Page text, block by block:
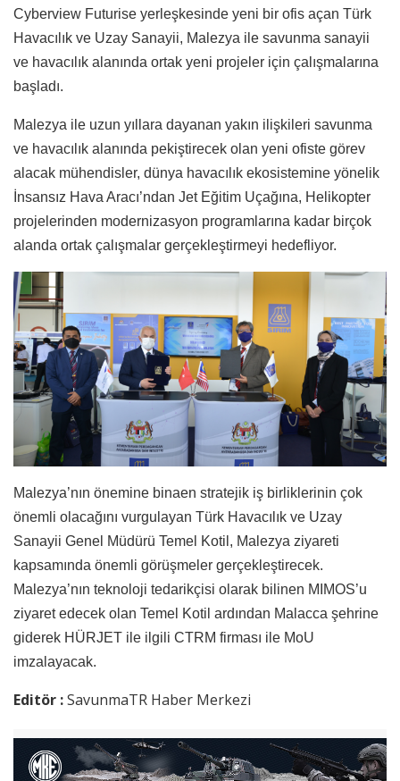
Cyberview Futurise yerleşkesinde yeni bir ofis açan Türk
Havacılık ve Uzay Sanayii, Malezya ile savunma sanayii
ve havacılık alanında ortak yeni projeler için çalışmalarına
başladı.
Malezya ile uzun yıllara dayanan yakın ilişkileri savunma
ve havacılık alanında pekiştirecek olan yeni ofiste görev
alacak mühendisler, dünya havacılık ekosistemine yönelik
İnsansız Hava Aracı’ndan Jet Eğitim Uçağına, Helikopter
projelerinden modernizasyon programlarına kadar birçok
alanda ortak çalışmalar gerçekleştirmeyi hedefliyor.
Malezya’nın önemine binaen stratejik iş birliklerinin çok
önemli olacağını vurgulayan Türk Havacılık ve Uzay
Sanayii Genel Müdürü Temel Kotil, Malezya ziyareti
kapsamında önemli görüşmeler gerçekleştirecek.
Malezya’nın teknoloji tedarikçisi olarak bilinen MIMOS’u
ziyaret edecek olan Temel Kotil ardından Malacca şehrine
giderek HÜRJET ile ilgili CTRM firması ile MoU
imzalayacak.
Editör :SavunmaTR Haber Merkezi